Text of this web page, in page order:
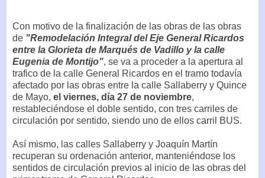
Con motivo de la finalización de las obras de las obras
de "Remodelación Integral del Eje General Ricardos
entre la Glorieta de Marqués de Vadillo y la calle
Eugenia de Montijo", se va a proceder a la apertura al
trafico de la calle General Ricardos en el tramo todavía
afectado por las obras entre la calle Sallaberry y Quince
de Mayo, el viernes, día 27 de noviembre,
restableciéndose el doble sentido, con tres carriles de
circulación por sentido, siendo uno de ellos carril BUS.
Así mismo, las calles Sallaberry y Joaquín Martín
recuperan su ordenación anterior, manteniéndose los
sentidos de circulación previos al inicio de las obras del